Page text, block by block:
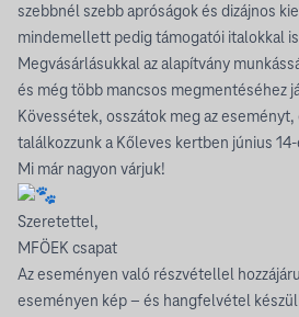
szebbnél szebb apróságok és dizájnos
mindemellett pedig támogatói italokkal
Megvásárlásukkal az alapítvány
és még több mancsos megmentéséhez
Kövessétek, osszátok meg az
találkozzunk a Kőleves kertben június
Mi már nagyon várjuk!
Szeretettel,
MFÖEK csapat
Az eseményen való részvétellel
eseményen kép – és hangfelvétel